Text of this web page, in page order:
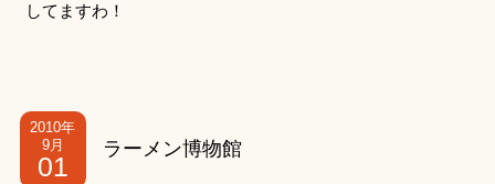
してますわ！
2010年
9月
01
ラーメン博物館